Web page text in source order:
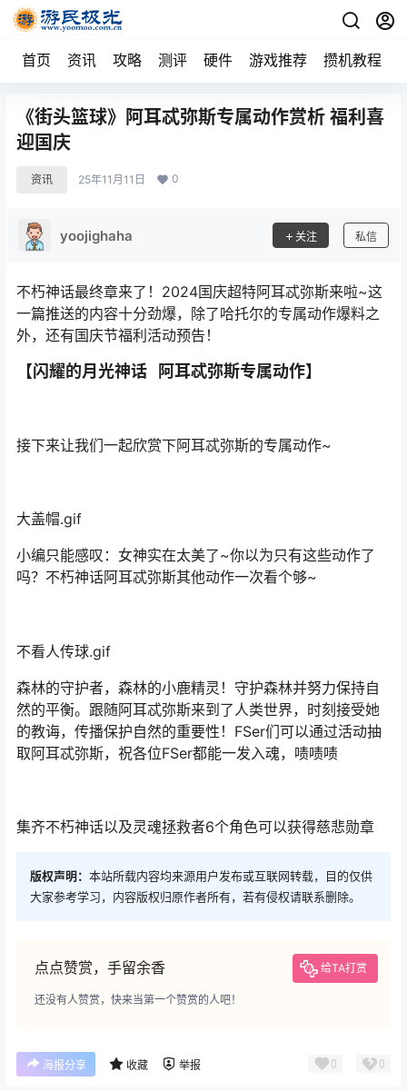
首页 资讯 攻略 测评 硬件 游戏推荐 攒机教程
《街头篮球》阿耳忒弥斯专属动作赏析 福利喜
迎国庆
资讯 25年11月11日 0
yoojighaha 关注 私信
不朽神话最终章来了！2024国庆超特阿耳忒弥斯来啦~这
一篇推送的内容十分劲爆，除了哈托尔的专属动作爆料之
外，还有国庆节福利活动预告！
【闪耀的月光神话 阿耳忒弥斯专属动作】
接下来让我们一起欣赏下阿耳忒弥斯的专属动作~
大盖帽.gif
小编只能感叹：女神实在太美了~你以为只有这些动作了
吗？不朽神话阿耳忒弥斯其他动作一次看个够~
不看人传球.gif
森林的守护者，森林的小鹿精灵！守护森林并努力保持自
然的平衡。跟随阿耳忒弥斯来到了人类世界，时刻接受她
的教诲，传播保护自然的重要性！FSer们可以通过活动抽
取阿耳忒弥斯，祝各位FSer都能一发入魂，啧啧啧
集齐不朽神话以及灵魂拯救者6个角色可以获得慈悲勋章
版权声明： 本站所载内容均来源用户发布或互联网转载，目的仅供
大家参考学习，内容版权归原作者所有，若有侵权请联系删除。
点点赞赏，手留余香 给TA打赏
还没有人赞赏，快来当第一个赞赏的人吧！
海报分享 收藏 举报 0 0